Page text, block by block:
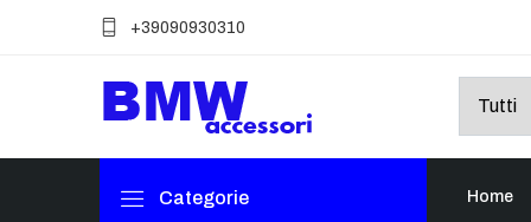
+39090930310
Categorie Home